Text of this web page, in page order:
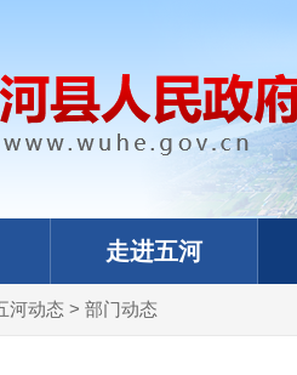
走进五河
河动态 > 部门动态